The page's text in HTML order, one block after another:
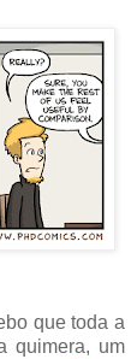
que toda a
quimera, um